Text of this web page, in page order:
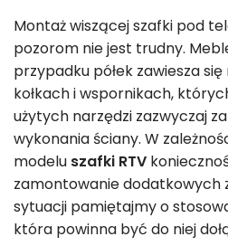
Montaż wiszącej szafki pod
pozorom nie jest trudny.
przypadku półek zawiesza
kołkach i wspornikach,
użytych narzędzi zazwyczaj
wykonania ściany. W
modelu szafki RTV
zamontowanie dodatkowych
sytuacji pamiętajmy o
która powinna być do niej